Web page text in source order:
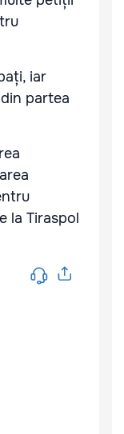
iar
partea
la Tiraspol